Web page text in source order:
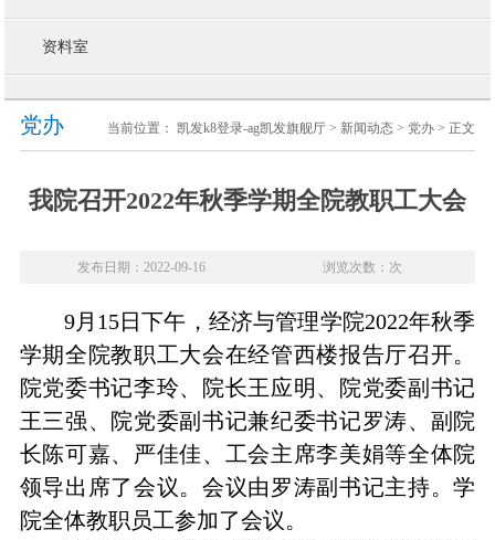
资料室
党办 当前位置：凯发k8登录-ag凯发旗舰厅 > 新闻动态 > 党办 > 正文
我院召开2022年秋季学期全院教职工大会
发布日期：2022-09-16 浏览次数：次
9月15日下午，经济与管理学院2022年秋季
学期全院教职工大会在经管西楼报告厅召开。
院党委书记李玲、院长王应明、院党委副书记
王三强、院党委副书记兼纪委书记罗涛、副院
长陈可嘉、严佳佳、工会主席李美娟等全体院
领导出席了会议。会议由罗涛副书记主持。学
院全体教职员工参加了会议。